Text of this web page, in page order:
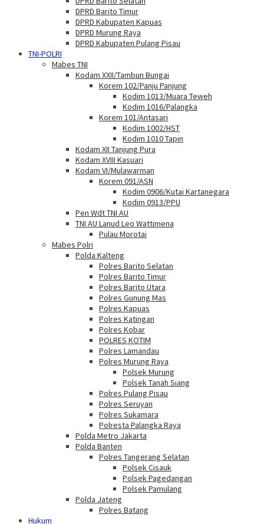
DPRD Barito Timur
DPRD Kabupaten Kapuas
DPRD Murung Raya
DPRD Kabupaten Pulang Pisau
TNI-POLRI
Mabes TNI
Kodam XXII/Tambun Bungai
Korem 102/Panju Panjung
Kodim 1013/Muara Teweh
Kodim 1016/Palangka
Korem 101/Antasari
Kodim 1002/HST
Kodim 1010 Tapin
Kodam XII Tanjung Pura
Kodam XVIII Kasuari
Kodam VI/Mulawarman
Korem 091/ASN
Kodim 0906/Kutai Kartanegara
Kodim 0913/PPU
Pen Wdt TNI AU
TNI AU Lanud Leo Wattimena
Pulau Morotai
Mabes Polri
Polda Kalteng
Polres Barito Selatan
Polres Barito Timur
Polres Barito Utara
Polres Gunung Mas
Polres Kapuas
Polres Katingan
Polres Kobar
POLRES KOTIM
Polres Lamandau
Polres Murung Raya
Polsek Murung
Polsek Tanah Siang
Polres Pulang Pisau
Polres Seruyan
Polres Sukamara
Polresta Palangka Raya
Polda Metro Jakarta
Polda Banten
Polres Tangerang Selatan
Polsek Cisauk
Polsek Pagedangan
Polsek Pamulang
Polda Jateng
Polres Batang
Hukum